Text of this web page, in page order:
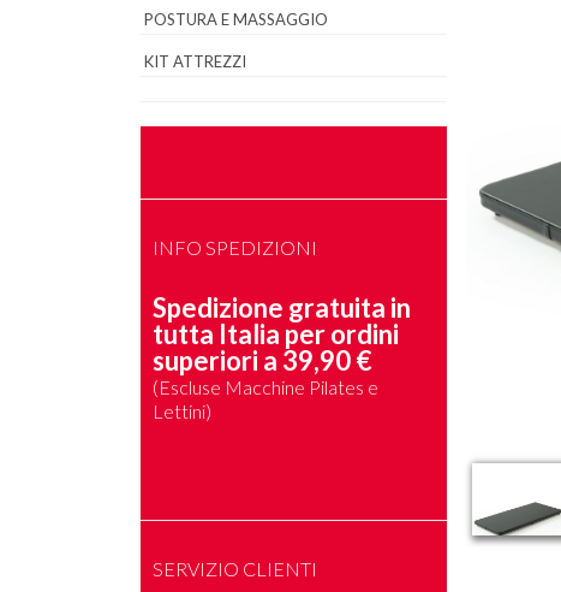
POSTURA E MASSAGGIO
KIT ATTREZZI
INFO SPEDIZIONI
Spedizione gratuita in
tutta Italia per ordini
superiori a 39,90 €
(Escluse Macchine Pilates e
Lettini)
SERVIZIO CLIENTI